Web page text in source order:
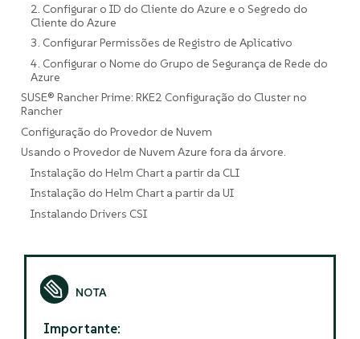
2. Configurar o ID do Cliente do Azure e o Segredo do
Cliente do Azure
3. Configurar Permissões de Registro de Aplicativo
4. Configurar o Nome do Grupo de Segurança de Rede do
Azure
SUSE® Rancher Prime: RKE2 Configuração do Cluster no
Rancher
Configuração do Provedor de Nuvem
Usando o Provedor de Nuvem Azure fora da árvore.
Instalação do Helm Chart a partir da CLI
Instalação do Helm Chart a partir da UI
Instalando Drivers CSI
Importante: